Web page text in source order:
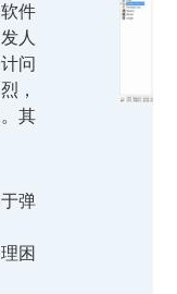
件
人
问
，
其
弹
困